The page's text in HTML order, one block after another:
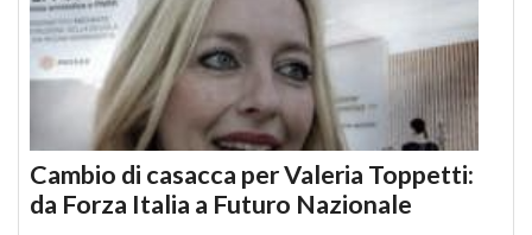
Cambio di casacca per Valeria Toppetti:
da Forza Italia a Futuro Nazionale